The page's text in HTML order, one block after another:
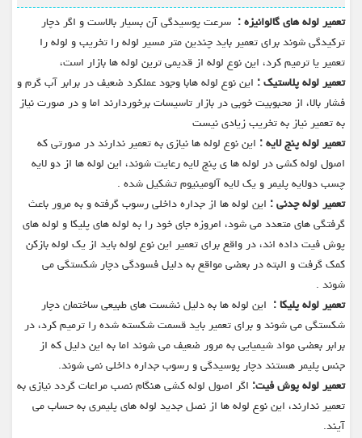
تعمیر لوله های گالوانیزه : سرعت پوسیدگی آن بسیار بالاست و اگر دچار
ترکیدگی شوند برای تعمیر باید چندین متر مسیر لوله را تخریب و لوله را
تعمیر یا ترمیم کرد، این نوع لوله از قدیمی ترین لوله ها بازار است،
تعمیر لوله پلاستیک : این نوع لوله هابا وجود عملکرد ضعیف در برابر آب گرم و
فشار بالا، از محبوبیت خوبی در بازار تاسیسات برخوردارند اما و در صورت نیاز
به تعمیر نیاز به تخریب زیادی نیست
تعمیر لوله پنج لایه : این نوع لوله ها نیازی به تعمیر ندارند در صورتی که
اصول لوله کشی در لوله ها ی پنج لایه رعایت شوند، این لوله ها از دو لایه
چسب دولایه پلیمر و یک لایه آلومینیوم تشکیل شده .
تعمیر لوله چدنی : این لوله ها از جداره داخلی رسوب گرفته و به مرور باعث
گرفتگی های متعدد می شود، امروزه جای خود را به لوله های پلیکا و لوله های
پوش فیت داده اند، در واقع برای تعمیر این نوع لوله باید از یک لوله بازکن
کمک گرفت و البته در بعضی مواقع به دلیل فسودگی دچار شکستگی می
شوند .
تعمیر لوله پلیکا : این لوله ها به دلیل نشست های طبیعی ساختمان دچار
شکستگی می شوند و برای تعمیر باید قسمت شکسته شده را ترمیم کرد، در
برابر بعضی مواد شیمیایی به مرور ضعیف می شوند اما به این دلیل که از
جنس پلیمر هستند دچار پوسیدگی و رسوب جداره داخلی نمی شوند.
تعمیر لوله پوش فیت: اگر اصول لوله کشی هنگام نصب مراعات گردد نیازی به
تعمیر ندارند، این نوع لوله ها از نصل جدید لوله های پلیمری به حساب می
آیند.